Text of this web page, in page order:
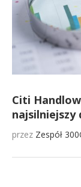
Citi
przez Zespół